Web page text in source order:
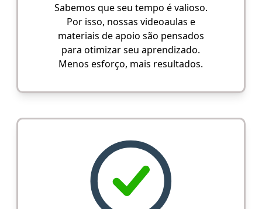
Sabemos que seu tempo é valioso.
Por isso, nossas videoaulas e
materiais de apoio são pensados
para otimizar seu aprendizado.
Menos esforço, mais resultados.